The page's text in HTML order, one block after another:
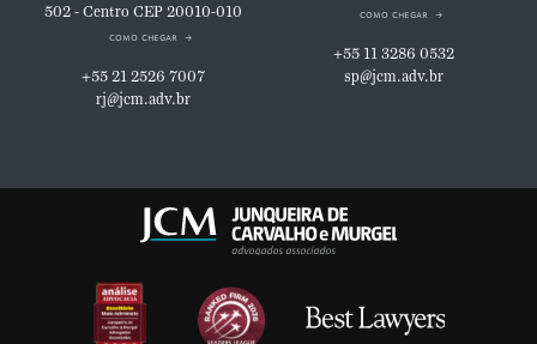
502 - Centro CEP 20010-010
como chegar
+55 21 2526 7007
rj@jcm.adv.br
como chegar
+55 11 3286 0532
sp@jcm.adv.br